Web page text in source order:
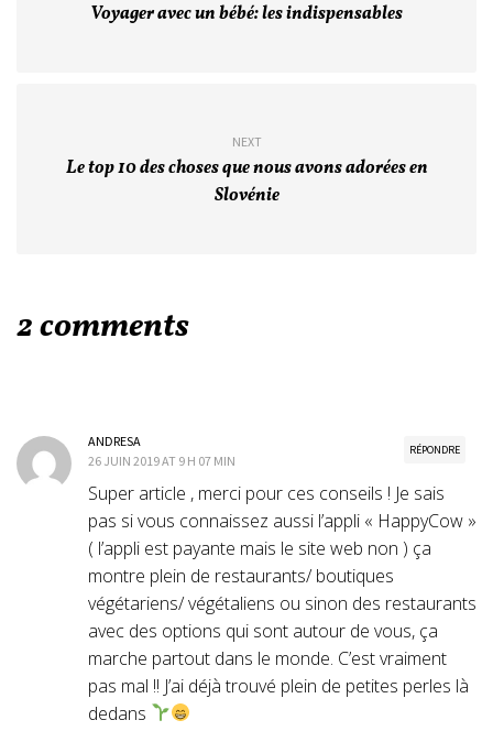
Voyager avec un bébé: les indispensables
NEXT
Le top 10 des choses que nous avons adorées en
Slovénie
2 comments
RÉPONDRE
ANDRESA
26 JUIN 2019 AT 9 H 07 MIN
Super article , merci pour ces conseils ! Je sais
pas si vous connaissez aussi l’appli « HappyCow »
( l’appli est payante mais le site web non ) ça
montre plein de restaurants/ boutiques
végétariens/ végétaliens ou sinon des restaurants
avec des options qui sont autour de vous, ça
marche partout dans le monde. C’est vraiment
pas mal !! J’ai déjà trouvé plein de petites perles là
dedans